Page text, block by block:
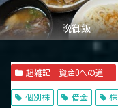
晩御飯
超雑記 資産0への道
個別株 借金 株